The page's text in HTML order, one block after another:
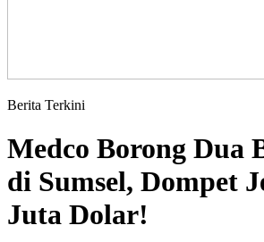
Berita Terkini
Medco Borong Dua
di Sumsel, Dompet
Juta Dolar!